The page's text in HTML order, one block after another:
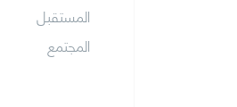
المستقبل
المجتمع